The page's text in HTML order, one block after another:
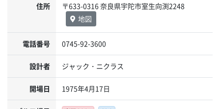
住所
〒633-0316 奈良県宇陀市室生向渕2248
地図
電話番号 0745-92-3600
設計者 ジャック・ニクラス
開場日 1975年4月17日